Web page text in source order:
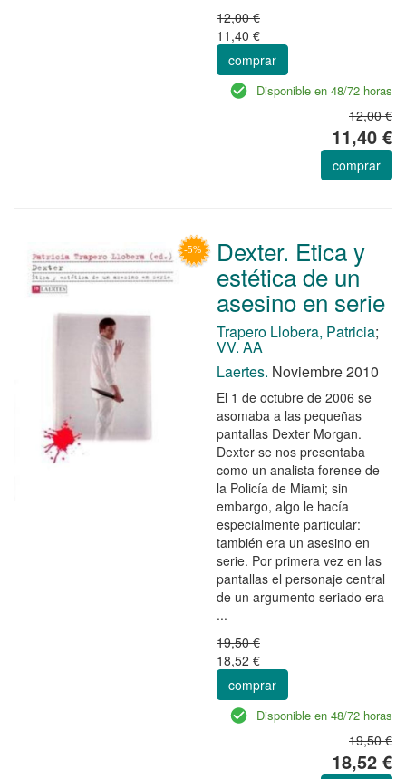
12,00 €
11,40 €
comprar
Disponible en 48/72 horas
12,00 €
11,40 €
comprar
Dexter. Etica y
estética de un
asesino en serie
Trapero Llobera, Patricia;
VV. AA
Laertes. Noviembre 2010
El 1 de octubre de 2006 se
asomaba a las pequeñas
pantallas Dexter Morgan.
Dexter se nos presentaba
como un analista forense de
la Policía de Miami; sin
embargo, algo le hacía
especialmente particular:
también era un asesino en
serie. Por primera vez en las
pantallas el personaje central
de un argumento seriado era
...
19,50 €
18,52 €
comprar
Disponible en 48/72 horas
19,50 €
18,52 €